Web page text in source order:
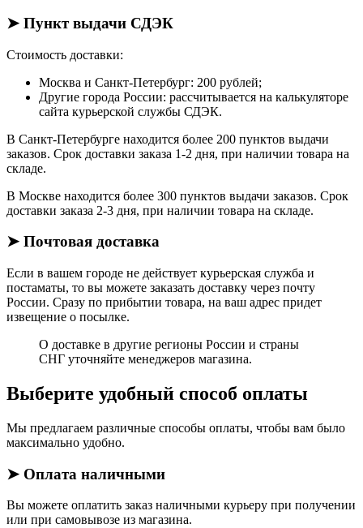
➤ Пункт выдачи СДЭК
Стоимость доставки:
Москва и Санкт-Петербург: 200 рублей;
Другие города России: рассчитывается на калькуляторе
сайта курьерской службы СДЭК.
В Санкт-Петербурге находится более 200 пунктов выдачи
заказов. Срок доставки заказа 1-2 дня, при наличии товара на
складе.
В Москве находится более 300 пунктов выдачи заказов. Срок
доставки заказа 2-3 дня, при наличии товара на складе.
➤ Почтовая доставка
Если в вашем городе не действует курьерская служба и
постаматы, то вы можете заказать доставку через почту
России. Сразу по прибытии товара, на ваш адрес придет
извещение о посылке.
О доставке в другие регионы России и страны
СНГ уточняйте менеджеров магазина.
Выберите удобный способ оплаты
Мы предлагаем различные способы оплаты, чтобы вам было
максимально удобно.
➤ Оплата наличными
Вы можете оплатить заказ наличными курьеру при получении
или при самовывозе из магазина.